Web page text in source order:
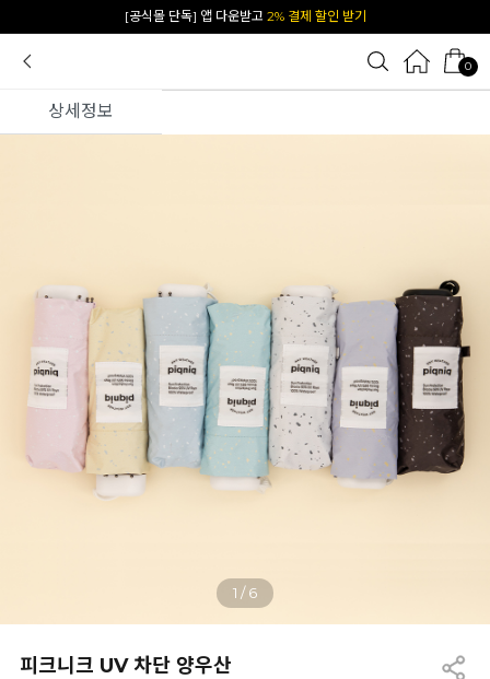
카카오 플친 추가하면1천원 즉시 할인 쿠폰
0
상세정보
1 /6
피크니크 UV 차단 양우산